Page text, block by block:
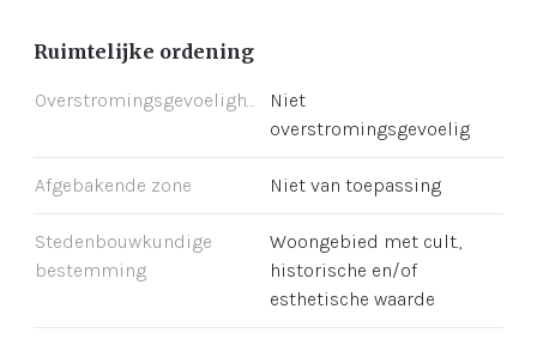
Ruimtelijke ordening
Niet
overstromingsgevoelig
Afgebakende zone Niet van toepassing
Stedenbouwkundige
bestemming
Woongebied met cult.,
historische en/of
esthetische waarde